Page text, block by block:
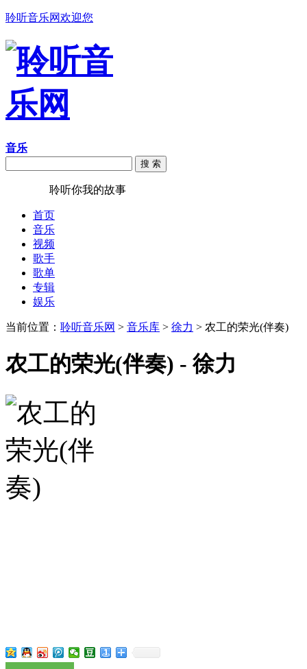
聆听音乐网欢迎您
音乐
搜 索
聆听你我的故事
首页
音乐
视频
歌手
歌单
专辑
娱乐
当前位置： 聆听音乐网 > 音乐库 > 徐力 > 农工的荣光(伴奏)
农工的荣光(伴奏) - 徐力